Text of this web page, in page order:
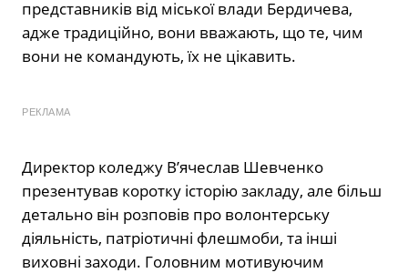
представників від міської влади Бердичева,
адже традиційно, вони вважають, що те, чим
вони не командують, їх не цікавить.
РЕКЛАМА
Директор коледжу В’ячеслав Шевченко
презентував коротку історію закладу, але більш
детально він розповів про волонтерську
діяльність, патріотичні флешмоби, та інші
виховні заходи. Головним мотивуючим